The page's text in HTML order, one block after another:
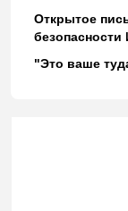
Открытое
"Это ваше